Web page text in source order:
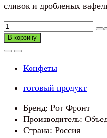
сливок и дробленых
Количество
товара
Конфеты
ФРОНТ
В корзину
Конфеты
готовый продукт
Бренд: Рот Фронт
Производитель:
Страна: Россия